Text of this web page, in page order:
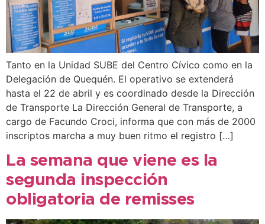
Tanto en la Unidad SUBE del Centro Cívico como en la
Delegación de Quequén. El operativo se extenderá
hasta el 22 de abril y es coordinado desde la Dirección
de Transporte La Dirección General de Transporte, a
cargo de Facundo Croci, informa que con más de 2000
inscriptos marcha a muy buen ritmo el registro […]
La semana que viene es la
segunda inspección
obligatoria de remisses